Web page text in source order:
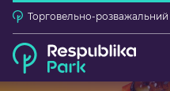
Торговельно-розважальний